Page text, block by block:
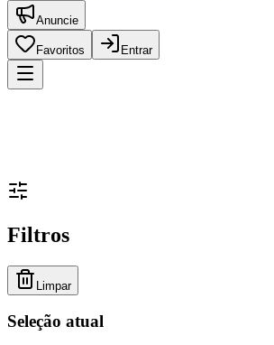
Anuncie
Favoritos Entrar
Filtros
Limpar
Seleção atual